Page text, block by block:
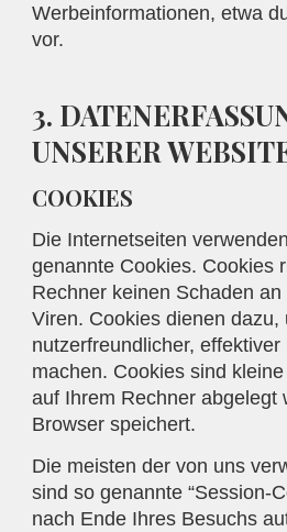
Werbeinformationen, etwa
vor.
3.
UNSERER
COOKIES
Die Internetseiten
genannte Cookies. Cookies
Rechner keinen Schaden
Viren. Cookies dienen dazu,
nutzerfreundlicher,
machen. Cookies sind
auf Ihrem Rechner abgelegt
Browser speichert.
Die meisten der von uns
sind so genannte “Session-
nach Ende Ihres Besuchs